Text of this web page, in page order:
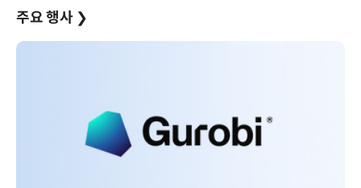
주요 행사 ❯